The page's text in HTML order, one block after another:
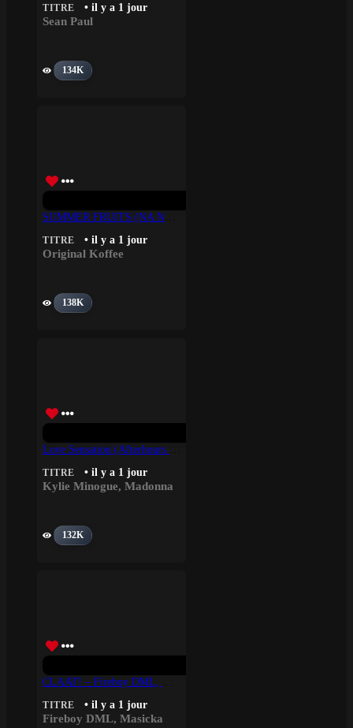
TITRE • il y a 1 jour
Sean Paul
134K
TITRE • il y a 1 jour
Original Koffee
138K
TITRE • il y a 1 jour
Kylie Minogue, Madonna
132K
TITRE • il y a 1 jour
Fireboy DML, Masicka